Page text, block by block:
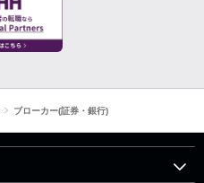
ブローカー(証券・銀行)